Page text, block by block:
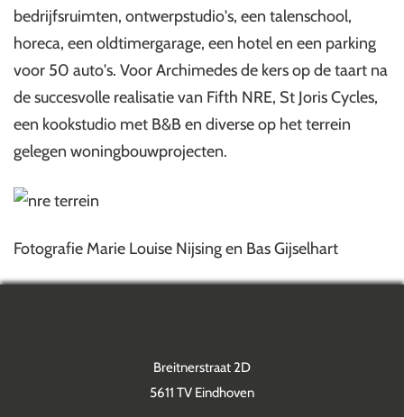
bedrijfsruimten, ontwerpstudio's, een talenschool,
horeca, een oldtimergarage, een hotel en een parking
voor 50 auto's. Voor Archimedes de kers op de taart na
de succesvolle realisatie van Fifth NRE, St Joris Cycles,
een kookstudio met B&B en diverse op het terrein
gelegen woningbouwprojecten.
Fotografie Marie Louise Nijsing en Bas Gijselhart
Breitnerstraat 2D
5611 TV Eindhoven